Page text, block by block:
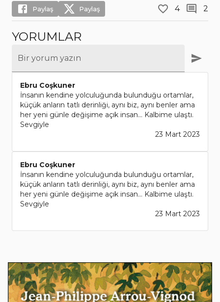
Paylaş Paylaş 4 2
YORUMLAR
Bir yorum yazın
Ebru Coşkuner
İnsanın kendine yolculuğunda bulunduğu ortamlar,
küçük anların tatlı derinliği, aynı biz, aynı benler ama
her yeni günle değişime açık insan... Kalbime ulaştı.
Sevgiyle
23 Mart 2023
Ebru Coşkuner
İnsanın kendine yolculuğunda bulunduğu ortamlar,
küçük anların tatlı derinliği, aynı biz, aynı benler ama
her yeni günle değişime açık insan... Kalbime ulaştı.
Sevgiyle
23 Mart 2023